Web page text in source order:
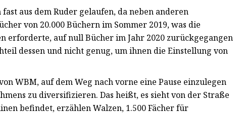
aus dem Ruder gelaufen, da neben anderen
von 20.000 Büchern im Sommer 2019, was die
erforderte, auf null Bücher im Jahr 2020 zurückgegangen
dessen und nicht genug, um ihnen die Einstellung von
WBM, auf dem Weg nach vorne eine Pause einzulegen
zu diversifizieren. Das heißt, es sieht von der Straße
befindet, erzählen Walzen, 1.500 Fächer für